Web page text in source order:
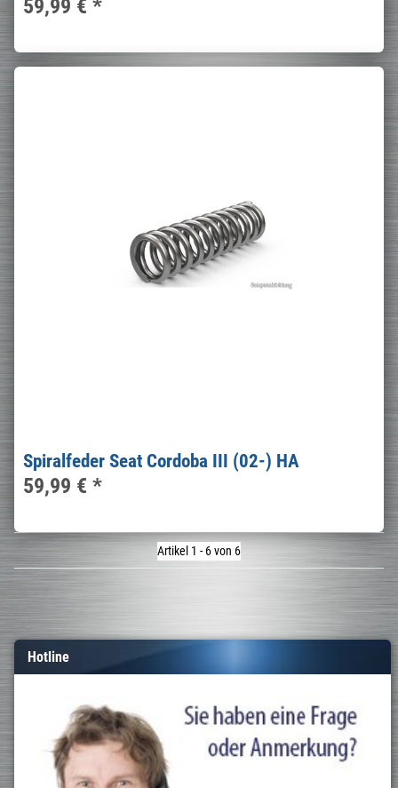
59,99 € *
Spiralfeder Seat Cordoba III (02-) HA
59,99 € *
Artikel 1 - 6 von 6
Hotline